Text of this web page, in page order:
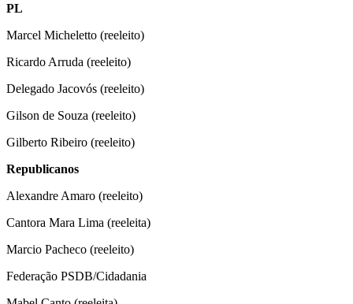
PL
Marcel Micheletto (reeleito)
Ricardo Arruda (reeleito)
Delegado Jacovós (reeleito)
Gilson de Souza (reeleito)
Gilberto Ribeiro (reeleito)
Republicanos
Alexandre Amaro (reeleito)
Cantora Mara Lima (reeleita)
Marcio Pacheco (reeleito)
Federação PSDB/Cidadania